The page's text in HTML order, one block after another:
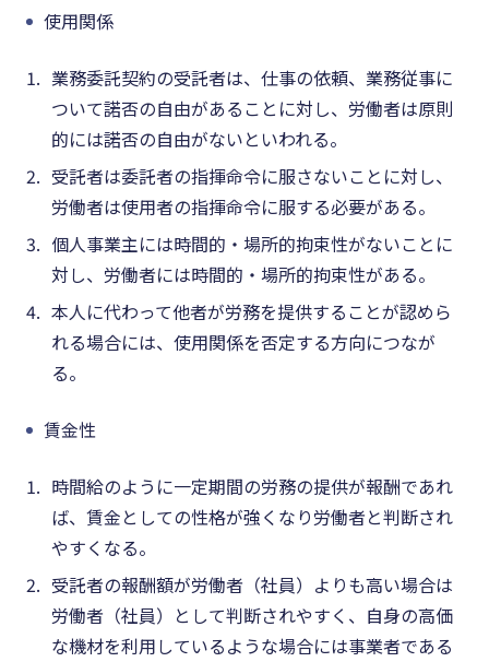
使用関係
業務委託契約の受託者は、仕事の依頼、業務従事に
ついて諾否の自由があることに対し、労働者は原則
的には諾否の自由がないといわれる。
受託者は委託者の指揮命令に服さないことに対し、
労働者は使用者の指揮命令に服する必要がある。
個人事業主には時間的・場所的拘束性がないことに
対し、労働者には時間的・場所的拘束性がある。
本人に代わって他者が労務を提供することが認めら
れる場合には、使用関係を否定する方向につなが
る。
賃金性
時間給のように一定期間の労務の提供が報酬であれ
ば、賃金としての性格が強くなり労働者と判断され
やすくなる。
受託者の報酬額が労働者（社員）よりも高い場合は
労働者（社員）として判断されやすく、自身の高価
な機材を利用しているような場合には事業者である